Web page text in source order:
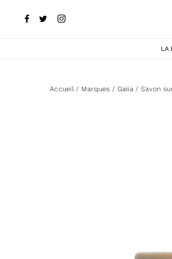
LA
Accueil / Marques / Gaiia / Savon